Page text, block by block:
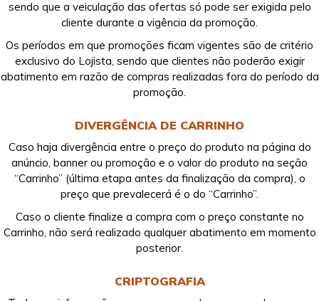
sendo que a veiculação das ofertas só pode ser exigida pelo
cliente durante a vigência da promoção.
Os períodos em que promoções ficam vigentes são de critério
exclusivo do Lojista, sendo que clientes não poderão exigir
abatimento em razão de compras realizadas fora do período da
promoção.
DIVERGÊNCIA DE CARRINHO
Caso haja divergência entre o preço do produto na página do
anúncio, banner ou promoção e o valor do produto na seção
“Carrinho” (última etapa antes da finalização da compra), o
preço que prevalecerá é o do “Carrinho”.
Caso o cliente finalize a compra com o preço constante no
Carrinho, não será realizado qualquer abatimento em momento
posterior.
CRIPTOGRAFIA